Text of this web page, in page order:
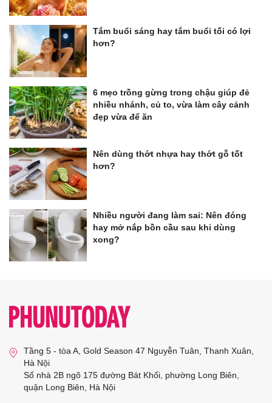
Tắm buổi sáng hay tắm buổi tối có lợi
hơn?
6 mẹo trồng gừng trong chậu giúp đẻ
nhiều nhánh, củ to, vừa làm cây cảnh
đẹp vừa để ăn
Nên dùng thớt nhựa hay thớt gỗ tốt
hơn?
Nhiều người đang làm sai: Nên đóng
hay mở nắp bồn cầu sau khi dùng
xong?
Tầng 5 - tòa A, Gold Season 47 Nguyễn Tuân, Thanh Xuân,
Hà Nội
Số nhà 2B ngõ 175 đường Bát Khối, phường Long Biên,
quận Long Biên, Hà Nội